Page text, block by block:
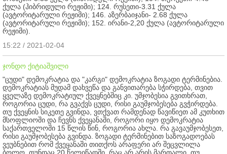
ქულა (ჰიბრიდული რეჟიმი); 124. რუსეთი-3.31 ქულა
(ავტორიტარული რეჟიმი); 146. აზერბაიჯანი- 2.68 ქულა
(ავტორიტარული რეჟიმი); 152. ირანი-2,20 ქულა (ავტორიტარული
რეჟიმი).
15:22 / 2021-02-04
ჯონდო ქიტიაშვილი
"ცუდი" დემოკრატია და "კარგი" დემოკრატია ზოგადი ტერმინებია.
დემოკრატიას მუდამ დახვეწა და განვითარება სჭირდება, თვით
ყველაზე დემოკრატიულ ქვეყნებშიც კი. უმჯობესია გვითხრათ,
როგორია ცუდი, რა გვაქვს ცუდი, რისი გაუმჯობესება გვჭირდება.
თუ ქვეყნის სიკეთე გვინდა, ვთქვათ რამდენად წავიწიეთ ამ კუთხით
მსოფლიოში და ჩევნს ქვეყანაში, როგორი იყო დემოკრატია
საქართველოში 15 წლის წინ, როგორია ახლა. რა გავაუმჯობესეთ,
რისი გაუმჯობესება გვინდა. ზოგადი ტერმინებით საზოგადოებას
ვეუბნებით რომ ქვეყანაში თითქოს არაფერი არ შეცვლილა